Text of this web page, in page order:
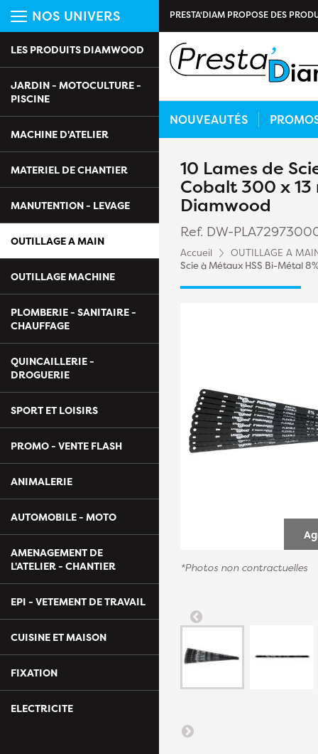
NOS UNIVERS
LES PRODUITS DIAMWOOD
JARDIN - MOTOCULTURE -
PISCINE
MACHINE D'ATELIER
MATERIEL DE CHANTIER
MANUTENTION - LEVAGE
OUTILLAGE A MAIN
OUTILLAGE MACHINE
PLOMBERIE - SANITAIRE -
CHAUFFAGE
QUINCAILLERIE -
DROGUERIE
SPORT ET LOISIRS
PROMO - VENTE FLASH
ANIMALERIE
AUTOMOBILE - MOTO
AMENAGEMENT DE
L'ATELIER - CHANTIER
EPI - VETEMENT DE TRAVAIL
CUISINE ET MAISON
FIXATION
ELECTRICITE
PRESTA'DIAM PROPOSE DES
NOUVEAUTÉS
10 Lames de
Cobalt 300 x 13
Diamwood
Ref. DW-
Accueil OUTILLAGE A
Scie à Métaux HSS Bi-Métal
*Photos non contractuelles